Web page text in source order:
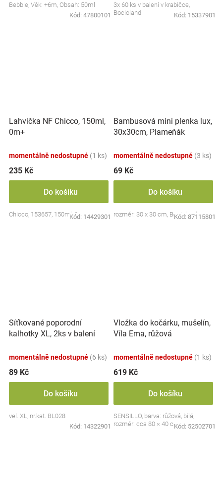
Bebble, Věk: +6m, Obsah: 50ml
Kód: 47800101
3x 60 ks v balení v krabičce,
Bocioland
Kód: 15337901
Lahvička NF Chicco, 150ml,
0m+
momentálně nedostupné (1 ks)
235 Kč
Do košíku
Chicco, 153657, 150ml, 0m+
Kód: 14429301
Bambusová mini plenka lux,
30x30cm, Plameňák
momentálně nedostupné (3 ks)
69 Kč
Do košíku
rozměr: 30 x 30 cm, Bocioland
Kód: 87115801
Síťkované poporodní
kalhotky XL, 2ks v balení
momentálně nedostupné (6 ks)
89 Kč
Do košíku
vel. XL, nr.kat. BL028
Kód: 14322901
Vložka do kočárku, mušelín,
Víla Ema, růžová
momentálně nedostupné (1 ks)
619 Kč
Do košíku
SENSILLO, barva: růžová, bílá,
rozměr: cca 80 × 40 cmKód: 52502701